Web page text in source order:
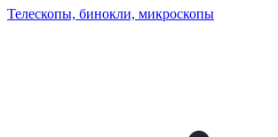
Телескопы, бинокли, микроскопы